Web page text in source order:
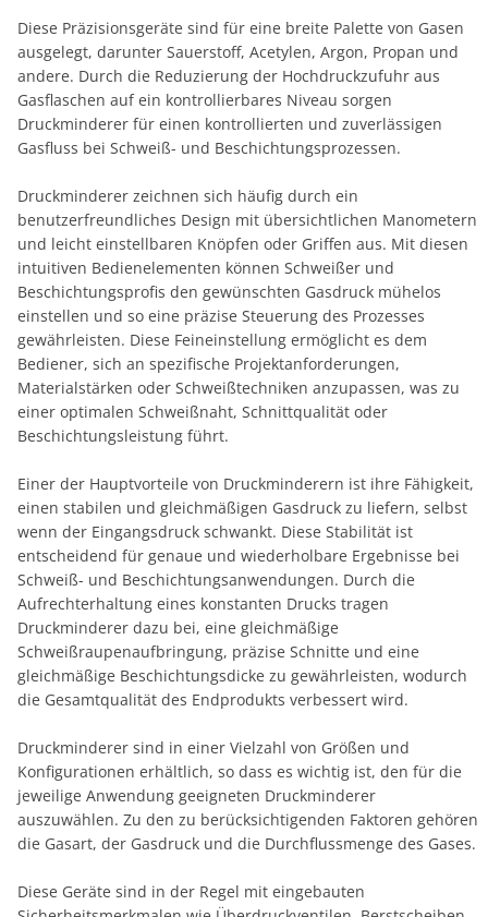
Diese Präzisionsgeräte sind für eine breite Palette von Gasen
ausgelegt, darunter Sauerstoff, Acetylen, Argon, Propan und
andere. Durch die Reduzierung der Hochdruckzufuhr aus
Gasflaschen auf ein kontrollierbares Niveau sorgen
Druckminderer für einen kontrollierten und zuverlässigen
Gasfluss bei Schweiß- und Beschichtungsprozessen.
Druckminderer zeichnen sich häufig durch ein
benutzerfreundliches Design mit übersichtlichen Manometern
und leicht einstellbaren Knöpfen oder Griffen aus. Mit diesen
intuitiven Bedienelementen können Schweißer und
Beschichtungsprofis den gewünschten Gasdruck mühelos
einstellen und so eine präzise Steuerung des Prozesses
gewährleisten. Diese Feineinstellung ermöglicht es dem
Bediener, sich an spezifische Projektanforderungen,
Materialstärken oder Schweißtechniken anzupassen, was zu
einer optimalen Schweißnaht, Schnittqualität oder
Beschichtungsleistung führt.
Einer der Hauptvorteile von Druckminderern ist ihre Fähigkeit,
einen stabilen und gleichmäßigen Gasdruck zu liefern, selbst
wenn der Eingangsdruck schwankt. Diese Stabilität ist
entscheidend für genaue und wiederholbare Ergebnisse bei
Schweiß- und Beschichtungsanwendungen. Durch die
Aufrechterhaltung eines konstanten Drucks tragen
Druckminderer dazu bei, eine gleichmäßige
Schweißraupenaufbringung, präzise Schnitte und eine
gleichmäßige Beschichtungsdicke zu gewährleisten, wodurch
die Gesamtqualität des Endprodukts verbessert wird.
Druckminderer sind in einer Vielzahl von Größen und
Konfigurationen erhältlich, so dass es wichtig ist, den für die
jeweilige Anwendung geeigneten Druckminderer
auszuwählen. Zu den zu berücksichtigenden Faktoren gehören
die Gasart, der Gasdruck und die Durchflussmenge des Gases.
Diese Geräte sind in der Regel mit eingebauten